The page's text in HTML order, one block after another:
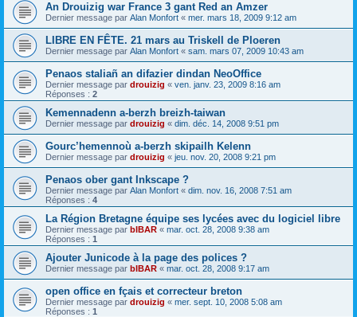
An Drouizig war France 3 gant Red an Amzer
Dernier message par Alan Monfort « mer. mars 18, 2009 9:12 am
LIBRE EN FÊTE. 21 mars au Triskell de Ploeren
Dernier message par Alan Monfort « sam. mars 07, 2009 10:43 am
Penaos staliañ an difazier dindan NeoOffice
Dernier message par drouizig « ven. janv. 23, 2009 8:16 am
Réponses : 2
Kemennadenn a-berzh breizh-taiwan
Dernier message par drouizig « dim. déc. 14, 2008 9:51 pm
Gourc’hemennoù a-berzh skipailh Kelenn
Dernier message par drouizig « jeu. nov. 20, 2008 9:21 pm
Penaos ober gant Inkscape ?
Dernier message par Alan Monfort « dim. nov. 16, 2008 7:51 am
Réponses : 4
La Région Bretagne équipe ses lycées avec du logiciel libre
Dernier message par bIBAR « mar. oct. 28, 2008 9:38 am
Réponses : 1
Ajouter Junicode à la page des polices ?
Dernier message par bIBAR « mar. oct. 28, 2008 9:17 am
open office en fçais et correcteur breton
Dernier message par drouizig « mer. sept. 10, 2008 5:08 am
Réponses : 1